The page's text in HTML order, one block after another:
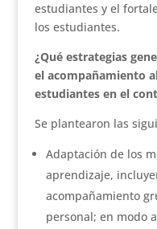
estudiantes y el
los estudiantes.
¿Qué estrategias
el acompañamiento
estudiantes en el
Se plantearon las
Adaptación de los
aprendizaje,
acompañamiento
personal; en modo